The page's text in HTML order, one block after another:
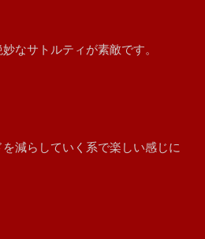
なサトルティが素敵です。
減らしていく系で楽しい感じに